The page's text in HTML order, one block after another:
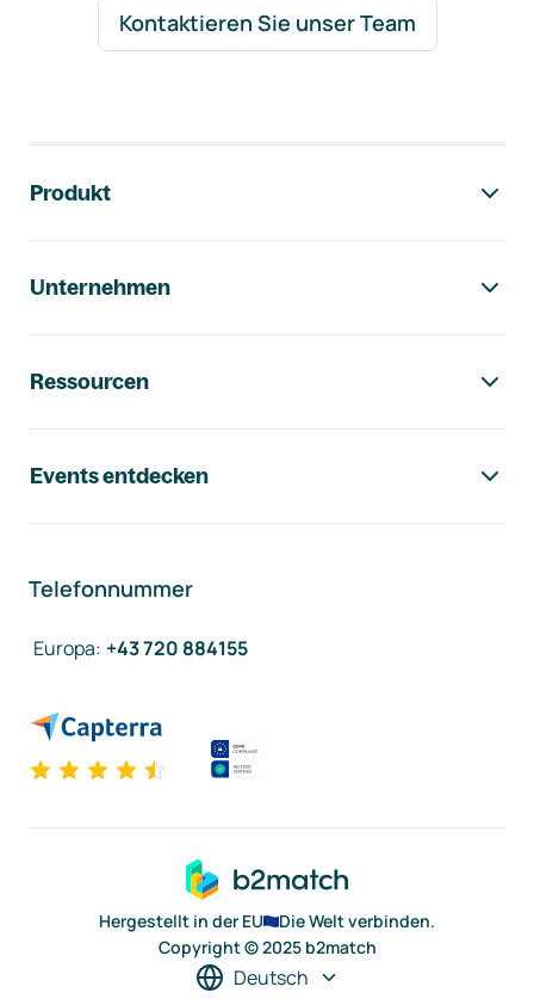
Kontaktieren Sie unser Team
Produkt
Unternehmen
Ressourcen
Events entdecken
Telefonnummer
Europa: +43 720 884155
Hergestellt in der EU
Die Welt verbinden.
Copyright © 2025 b2match
Deutsch